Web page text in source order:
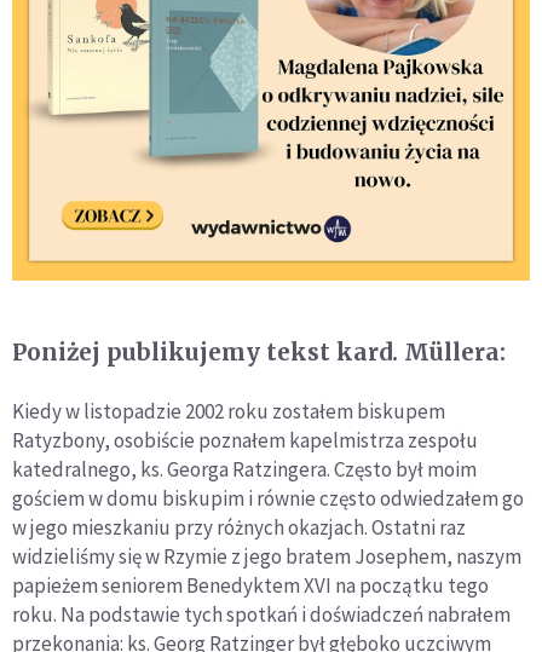
Poniżej publikujemy tekst kard. Müllera:
Kiedy w listopadzie 2002 roku zostałem biskupem
Ratyzbony, osobiście poznałem kapelmistrza zespołu
katedralnego, ks. Georga Ratzingera. Często był moim
gościem w domu biskupim i równie często odwiedzałem go
w jego mieszkaniu przy różnych okazjach. Ostatni raz
widzieliśmy się w Rzymie z jego bratem Josephem, naszym
papieżem seniorem Benedyktem XVI na początku tego
roku. Na podstawie tych spotkań i doświadczeń nabrałem
przekonania: ks. Georg Ratzinger był głęboko uczciwym